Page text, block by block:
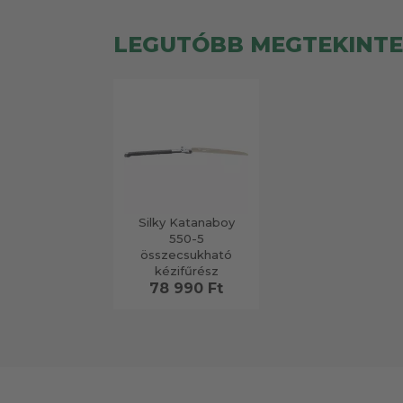
LEGUTÓBB
Silky Katanaboy
550-5
összecsukható
kézifűrész
78 990 Ft